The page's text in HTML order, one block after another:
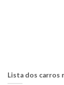
Lista dos carros